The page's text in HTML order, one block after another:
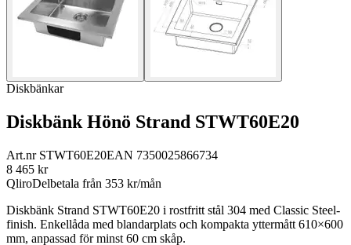
Diskbänkar
Diskbänk Hönö Strand STWT60E20
Art.nr STWT60E20EAN 7350025866734
8 465 kr
QliroDelbetala från 353 kr/mån
Diskbänk Strand STWT60E20 i rostfritt stål 304 med Classic Steel-
finish. Enkellåda med blandarplats och kompakta yttermått 610×600
mm, anpassad för minst 60 cm skåp.